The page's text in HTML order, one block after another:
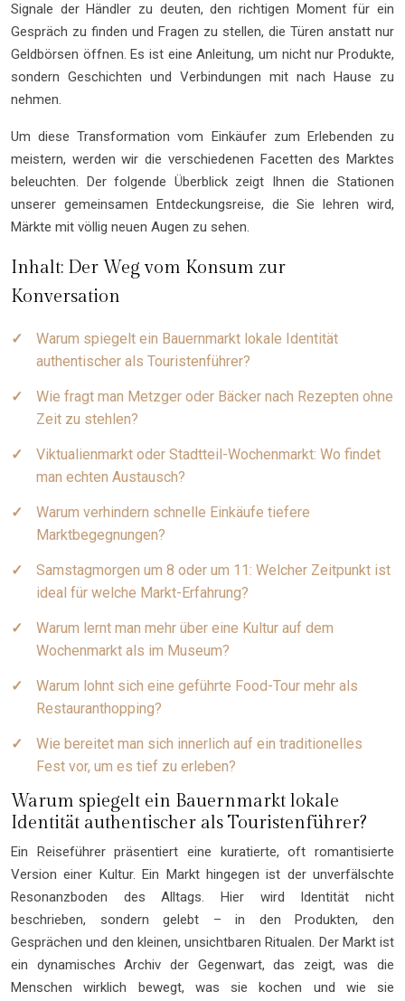
Signale der Händler zu deuten, den richtigen Moment für ein
Gespräch zu finden und Fragen zu stellen, die Türen anstatt nur
Geldbörsen öffnen. Es ist eine Anleitung, um nicht nur Produkte,
sondern Geschichten und Verbindungen mit nach Hause zu
nehmen.
Um diese Transformation vom Einkäufer zum Erlebenden zu
meistern, werden wir die verschiedenen Facetten des Marktes
beleuchten. Der folgende Überblick zeigt Ihnen die Stationen
unserer gemeinsamen Entdeckungsreise, die Sie lehren wird,
Märkte mit völlig neuen Augen zu sehen.
Inhalt: Der Weg vom Konsum zur
Konversation
Warum spiegelt ein Bauernmarkt lokale Identität
authentischer als Touristenführer?
Wie fragt man Metzger oder Bäcker nach Rezepten ohne
Zeit zu stehlen?
Viktualienmarkt oder Stadtteil-Wochenmarkt: Wo findet
man echten Austausch?
Warum verhindern schnelle Einkäufe tiefere
Marktbegegnungen?
Samstagmorgen um 8 oder um 11: Welcher Zeitpunkt ist
ideal für welche Markt-Erfahrung?
Warum lernt man mehr über eine Kultur auf dem
Wochenmarkt als im Museum?
Warum lohnt sich eine geführte Food-Tour mehr als
Restauranthopping?
Wie bereitet man sich innerlich auf ein traditionelles
Fest vor, um es tief zu erleben?
Warum spiegelt ein Bauernmarkt lokale
Identität authentischer als Touristenführer?
Ein Reiseführer präsentiert eine kuratierte, oft romantisierte
Version einer Kultur. Ein Markt hingegen ist der unverfälschte
Resonanzboden des Alltags. Hier wird Identität nicht
beschrieben, sondern gelebt – in den Produkten, den
Gesprächen und den kleinen, unsichtbaren Ritualen. Der Markt ist
ein dynamisches Archiv der Gegenwart, das zeigt, was die
Menschen wirklich bewegt, was sie kochen und wie sie